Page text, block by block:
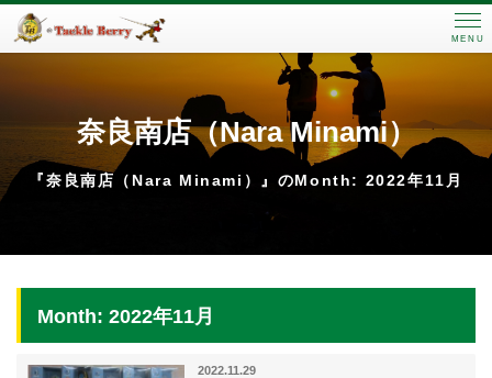
MENU
奈良南店（Nara Minami）
『奈良南店（Nara Minami）』のMonth: 2022年11月
Month: 2022年11月
2022.11.29